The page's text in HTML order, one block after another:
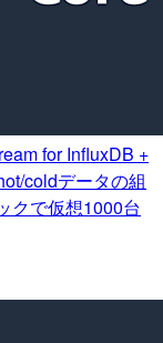
for InfluxDB +
coldデータの組
クで仮想1000台